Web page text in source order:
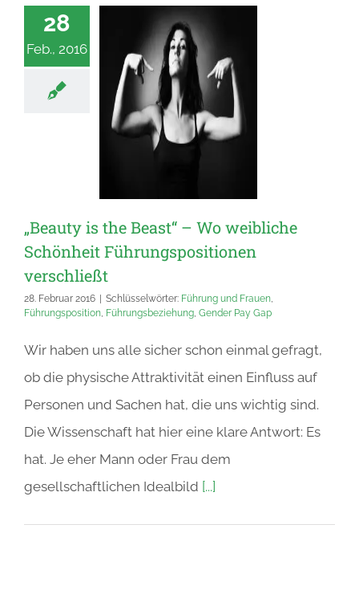
28
Feb., 2016
„Beauty is the Beast“ – Wo weibliche
Schönheit Führungspositionen
verschließt
28. Februar 2016 Schlüsselwörter: Führung und Frauen,
Führungsposition, Führungsbeziehung, Gender Pay Gap
Wir haben uns alle sicher schon einmal gefragt,
ob die physische Attraktivität einen Einfluss auf
Personen und Sachen hat, die uns wichtig sind.
Die Wissenschaft hat hier eine klare Antwort: Es
hat. Je eher Mann oder Frau dem
gesellschaftlichen Idealbild [...]